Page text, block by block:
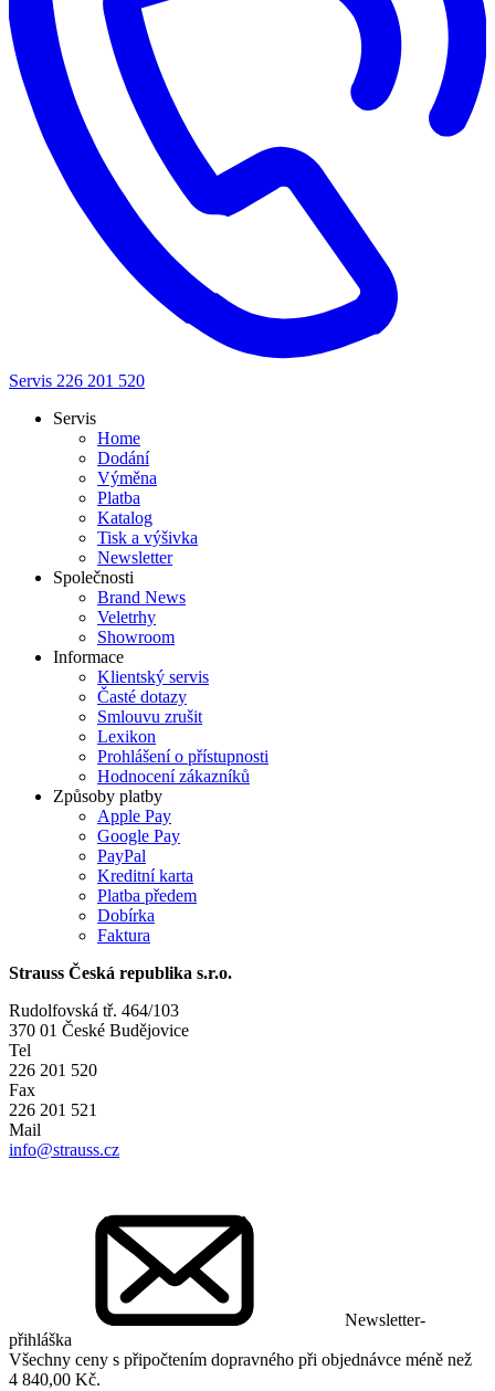
Servis 226 201 520
Servis
Home
Dodání
Výměna
Platba
Katalog
Tisk a výšivka
Newsletter
Společnosti
Brand News
Veletrhy
Showroom
Informace
Klientský servis
Časté dotazy
Smlouvu zrušit
Lexikon
Prohlášení o přístupnosti
Hodnocení zákazníků
Způsoby platby
Apple Pay
Google Pay
PayPal
Kreditní karta
Platba předem
Dobírka
Faktura
Strauss Česká republika s.r.o.
Rudolfovská tř. 464/103
370 01 České Budějovice
Tel
226 201 520
Fax
226 201 521
Mail
info@strauss.cz
Newsletter-
přihláška
Všechny ceny s připočtením dopravného při objednávce méně než
4 840,00 Kč.